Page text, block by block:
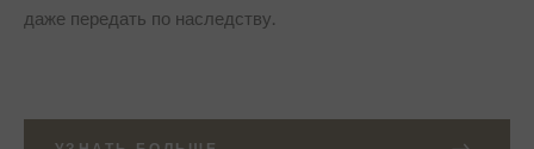
даже передать по наследству.